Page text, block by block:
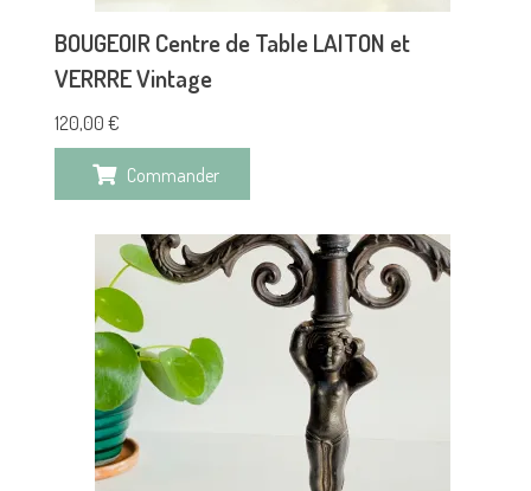
BOUGEOIR Centre de Table LAITON et
VERRRE Vintage
120,00 €
Commander